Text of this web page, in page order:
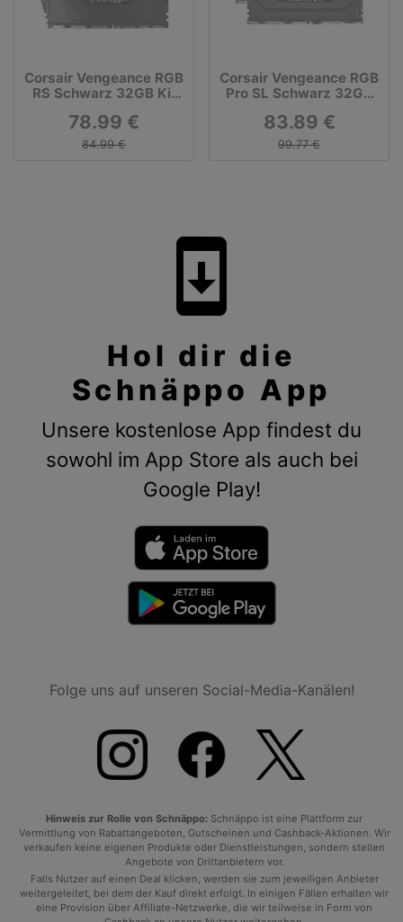
Corsair Vengeance RGB
RS Schwarz 32GB Kit
CL18 DIMM
Arbeitsspeicher
78.99 €
84.99 €
Corsair Vengeance RGB
Pro SL Schwarz 32GB
3200 CL18 DIMM
Arbeitsspeicher
83.89 €
99.77 €
system_update
Hol dir die
Schnäppo App
Unsere kostenlose App findest du
sowohl im App Store als auch bei
Google Play!
Folge uns auf unseren Social-Media-Kanälen!
Hinweis zur Rolle von Schnäppo: Schnäppo ist eine Plattform zur
Vermittlung von Rabattangeboten, Gutscheinen und Cashback-Aktionen. Wir
verkaufen keine eigenen Produkte oder Dienstleistungen, sondern stellen
Angebote von Drittanbietern vor.
Falls Nutzer auf einen Deal klicken, werden sie zum jeweiligen Anbieter
weitergeleitet, bei dem der Kauf direkt erfolgt. In einigen Fällen erhalten wir
eine Provision über Affiliate-Netzwerke, die wir teilweise in Form von